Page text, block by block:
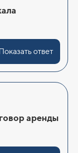
ответ
аренды